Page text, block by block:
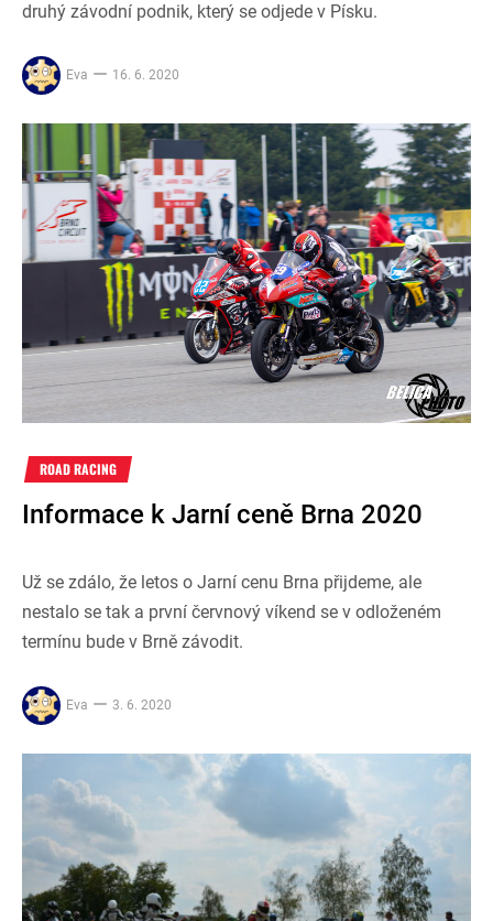
druhý závodní podnik, který se odjede v Písku.
Eva 16. 6. 2020
ROAD RACING
Informace k Jarní ceně Brna 2020
Už se zdálo, že letos o Jarní cenu Brna přijdeme, ale
nestalo se tak a první červnový víkend se v odloženém
termínu bude v Brně závodit.
Eva 3. 6. 2020